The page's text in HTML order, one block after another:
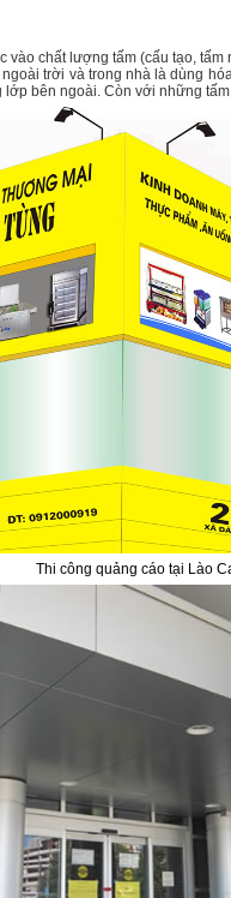
vào chất lượng tấm (cấu tạo,
trời và trong nhà là dùng
lớp bên ngoài. Còn với những
Thi công quảng cáo tại Lào